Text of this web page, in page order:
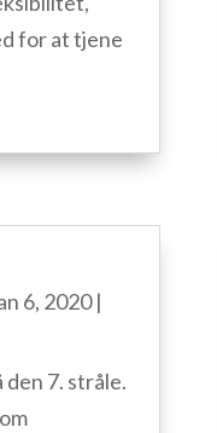
for at tjene
6, 2020|
7. stråle.